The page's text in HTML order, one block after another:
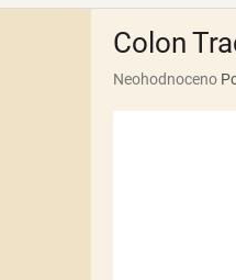
Colon
Průměrné
Neohodnoceno